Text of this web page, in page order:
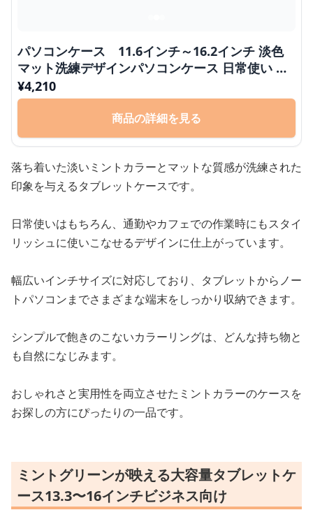
パソコンケース 11.6インチ～16.2インチ 淡色
マット洗練デザインパソコンケース 日常使い 通
勤 カフェ作業
¥4,210
商品の詳細を見る
落ち着いた淡いミントカラーとマットな質感が洗練された
印象を与えるタブレットケースです。
日常使いはもちろん、通勤やカフェでの作業時にもスタイ
リッシュに使いこなせるデザインに仕上がっています。
幅広いインチサイズに対応しており、タブレットからノー
トパソコンまでさまざまな端末をしっかり収納できます。
シンプルで飽きのこないカラーリングは、どんな持ち物と
も自然になじみます。
おしゃれさと実用性を両立させたミントカラーのケースを
お探しの方にぴったりの一品です。
ミントグリーンが映える大容量タブレットケ
ース13.3〜16インチビジネス向け